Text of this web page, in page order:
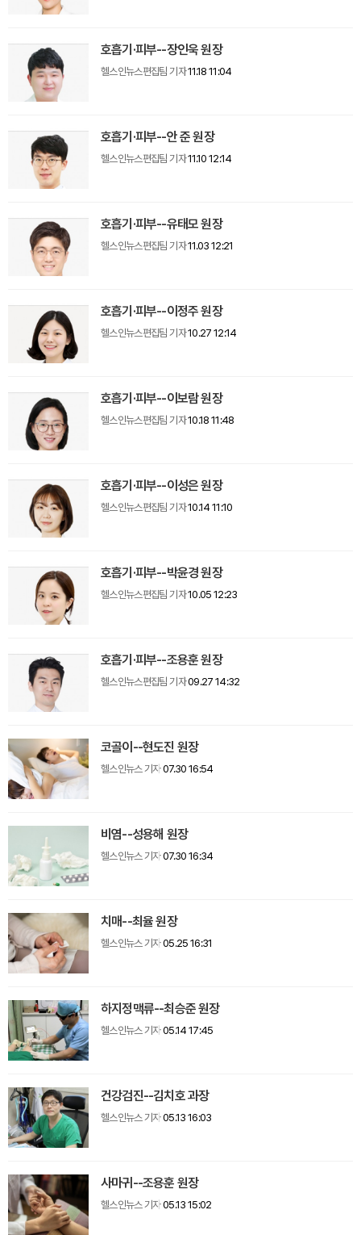
호흡기·피부--장인욱 원장
헬스인뉴스편집팀 기자11.18 11:04
호흡기·피부--안 준 원장
헬스인뉴스편집팀 기자11.10 12:14
호흡기·피부--유태모 원장
헬스인뉴스편집팀 기자11.03 12:21
호흡기·피부--이정주 원장
헬스인뉴스편집팀 기자10.27 12:14
호흡기·피부--이보람 원장
헬스인뉴스편집팀 기자10.18 11:48
호흡기·피부--이성은 원장
헬스인뉴스편집팀 기자10.14 11:10
호흡기·피부--박윤경 원장
헬스인뉴스편집팀 기자10.05 12:23
호흡기·피부--조용훈 원장
헬스인뉴스편집팀 기자09.27 14:32
코골이--현도진 원장
헬스인뉴스 기자07.30 16:54
비염--성용해 원장
헬스인뉴스 기자07.30 16:34
치매--최율 원장
헬스인뉴스 기자05.25 16:31
하지정맥류--최승준 원장
헬스인뉴스 기자05.14 17:45
건강검진--김치호 과장
헬스인뉴스 기자05.13 16:03
사마귀--조용훈 원장
헬스인뉴스 기자05.13 15:02